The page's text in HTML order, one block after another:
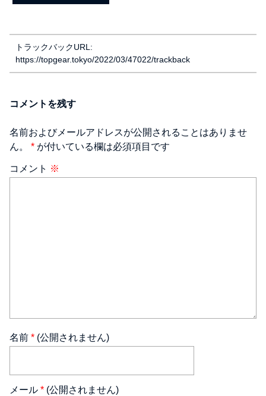
トラックバックURL:
https://topgear.tokyo/2022/03/47022/trackback
コメントを残す
名前およびメールアドレスが公開されることはありませ
ん。 * が付いている欄は必須項目です
コメント ※
名前 * (公開されません)
メール * (公開されません)